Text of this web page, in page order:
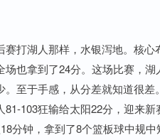
打湖人那样，水银泻地。核
也拿到了24分。这场比赛，
至于手感，从分差就知道很
103狂输给太阳22分，迎来
分钟，拿到了8个篮板球中规